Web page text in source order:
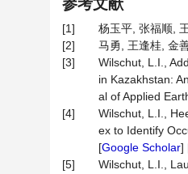
参考文献
[1]
杨玉平, 张福顺,
[2]
马勇, 王逢桂, 金
[3]
Wilschut, L.I.,
in Kazakhstan:
al of Applied
[4]
Wilschut, L.I.,
ex to Identify
[Google Scholar]
[5]
Wilschut, L.I.,